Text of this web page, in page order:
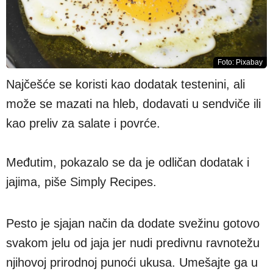
Foto: Pixabay
Najčešće se koristi kao dodatak testenini, ali
može se mazati na hleb, dodavati u sendviče ili
kao preliv za salate i povrće.
Međutim, pokazalo se da je odličan dodatak i
jajima, piše Simply Recipes.
Pesto je sjajan način da dodate svežinu gotovo
svakom jelu od jaja jer nudi predivnu ravnotežu
njihovoj prirodnoj punoći ukusa. Umešajte ga u